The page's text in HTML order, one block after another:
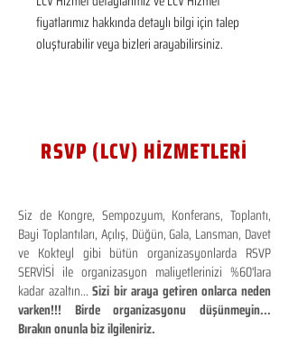
fiyatlarımız hakkında detaylı bilgi için talep
oluşturabilir veya bizleri arayabilirsiniz.
RSVP (LCV) HİZMETLERİ
Siz de Kongre, Sempozyum, Konferans, Toplantı,
Bayi Toplantıları, Açılış, Düğün, Gala, Lansman, Davet
ve Kokteyl gibi bütün organizasyonlarda RSVP
SERVİSİ ile organizasyon maliyetlerinizi %60'lara
kadar azaltın...Sizi bir araya getiren onlarca neden
varken!!! Birde organizasyonu düşünmeyin...
Bırakın onunla biz ilgileniriz.